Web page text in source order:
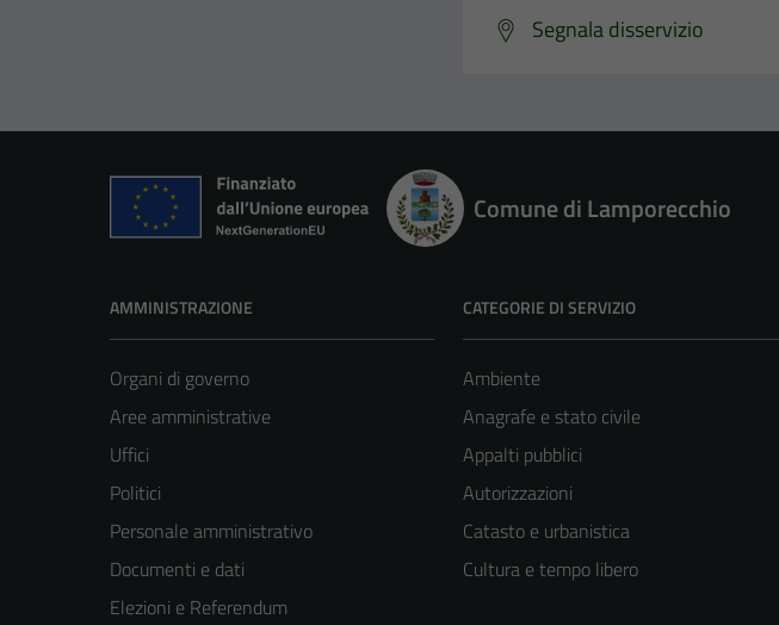
Segnala disservizio
Comune di Lamporecchio
AMMINISTRAZIONE
Organi di governo
Aree amministrative
Uffici
Politici
Personale amministrativo
Documenti e dati
Elezioni e Referendum
CATEGORIE DI SERVIZIO
Ambiente
Anagrafe e stato civile
Appalti pubblici
Autorizzazioni
Catasto e urbanistica
Cultura e tempo libero